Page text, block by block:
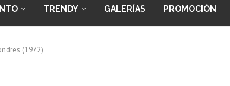
TRENDY GALERÍAS PROMOCIÓN
(1972)